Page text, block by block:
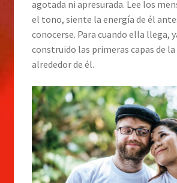
agotada ni apresurada. Lee los
el tono, siente la energía de él
conocerse. Para cuando ella llega,
construido las primeras capas de
alrededor de él.